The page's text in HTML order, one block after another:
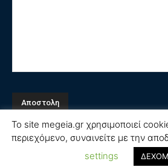
Όροι και
Το site megeia.gr χρησιμοποιεί
περιεχόμενο, συναινείτε με την
settings